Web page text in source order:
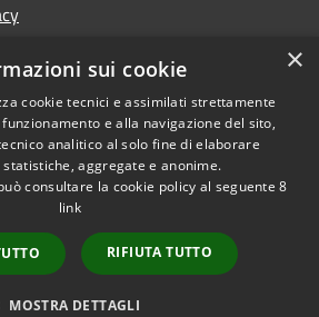
Copyright © 2026 • Comune di
Municipium•
Accesso
redazione
×
sui cookie
cookie tecnici e assimilati strettamente
e alla navigazione del sito,
analitico al solo fine di elaborare
aggregate e anonime.
consultare la cookie policy al seguente8
link
RIFIUTA TUTTO
MOSTRA DETTAGLI